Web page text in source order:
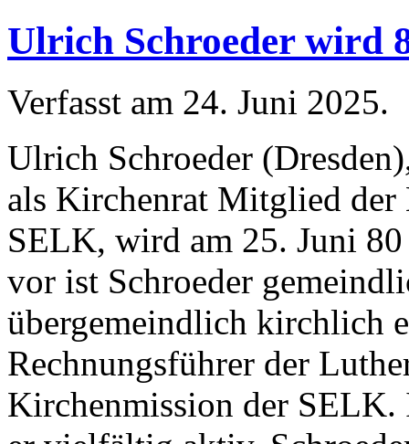
Ulrich Schroeder wird
Verfasst am 24. Juni 2025.
Ulrich Schroeder
als Kirchenrat Mitglied
SELK, wird am 25. Juni
vor ist Schroeder
übergemeindlich kirchlich
Rechnungsführer der
Kirchenmission der